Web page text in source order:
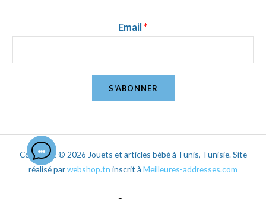
Email *
S'ABONNER
Copyright © 2026 Jouets et articles bébé à Tunis, Tunisie. Site
réalisé parwebshop.tn inscrit à Meilleures-addresses.com